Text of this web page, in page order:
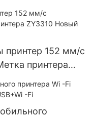
Printer Impresora
152 мм/с
принтера